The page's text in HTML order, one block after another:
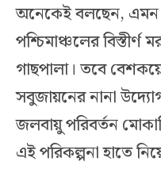
অনেকেই বলছেন,
পশ্চিমাঞ্চলের
গাছপালা। তবে
সবুজায়নের নানা
জলবায়ু পরিবর্তন
এই পরিকল্পনা হাতে